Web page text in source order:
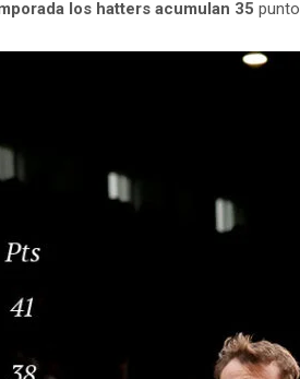
los hatters acumulan 35